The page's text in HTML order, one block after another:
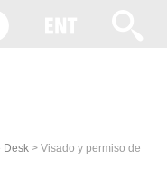
Desk > Visado y permiso de